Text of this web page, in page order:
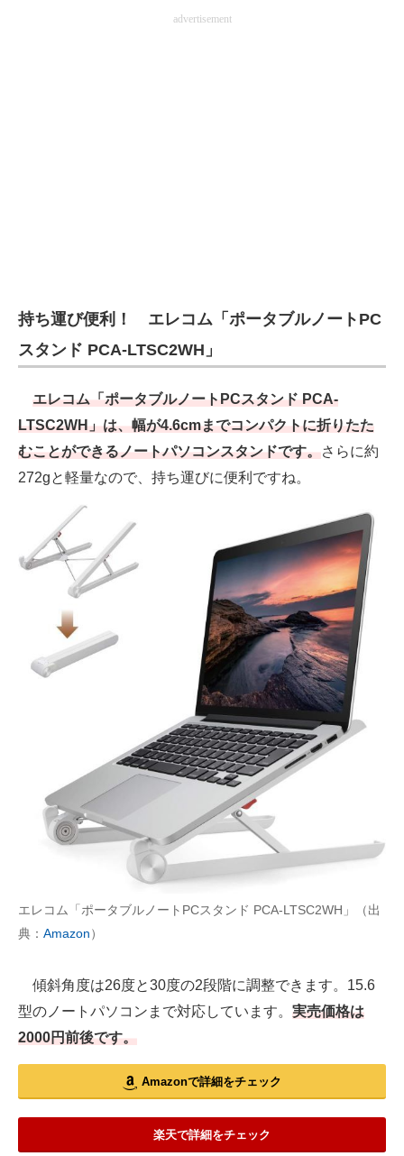
advertisement
持ち運び便利！ エレコム「ポータブルノートPC
スタンド PCA-LTSC2WH」
エレコム「ポータブルノートPCスタンド PCA-
LTSC2WH」は、幅が4.6cmまでコンパクトに折りたた
むことができるノートパソコンスタンドです。さらに約
272gと軽量なので、持ち運びに便利ですね。
エレコム「ポータブルノートPCスタンド PCA-LTSC2WH」（出
典： Amazon）
傾斜角度は26度と30度の2段階に調整できます。15.6
型のノートパソコンまで対応しています。 実売価格は
2000円前後です。
Amazonで詳細をチェック
楽天で詳細をチェック